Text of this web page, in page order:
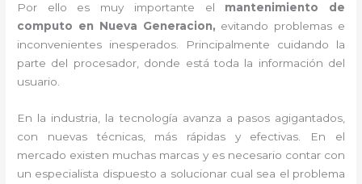
Por ello es muy importante el mantenimiento de
computo en Nueva Generacion, evitando problemas e
inconvenientes inesperados. Principalmente cuidando la
parte del procesador, donde está toda la información del
usuario.
En la industria, la tecnología avanza a pasos agigantados,
con nuevas técnicas, más rápidas y efectivas . En el
mercado existen muchas marcas y es necesario contar con
un especialista dispuesto a solucionar cual sea el problema